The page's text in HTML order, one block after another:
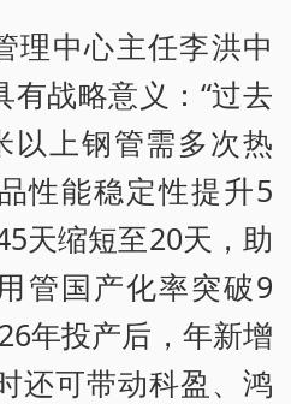
理中心主任李洪中
战略意义：“过去
以上钢管需多次热
性能稳定性提升5
天缩短至20天，助
管国产化率突破9
年投产后，年新增
还可带动科盈、鸿